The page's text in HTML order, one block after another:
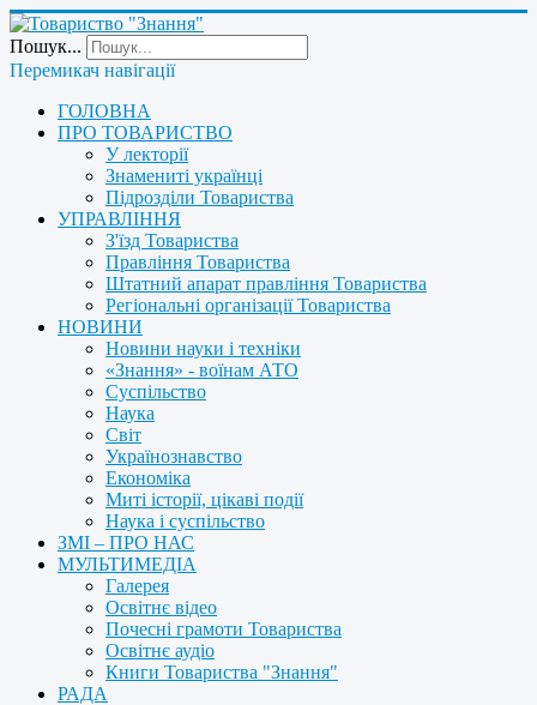
Пошук...
Перемикач навігації
ГОЛОВНА
ПРО ТОВАРИСТВО
У лекторії
Знамениті українці
Підрозділи Товариства
УПРАВЛІННЯ
З'їзд Товариства
Правління Товариства
Штатний апарат правління Товариства
Регіональні організації Товариства
НОВИНИ
Новини науки і техніки
«Знання» - воїнам АТО
Суспільство
Наука
Світ
Українознавство
Економіка
Миті історії, цікаві події
Наука і суспільство
ЗМІ – ПРО НАС
МУЛЬТИМЕДІА
Галерея
Освітнє відео
Почесні грамоти Товариства
Освітнє аудіо
Книги Товариства "Знання"
РАДА